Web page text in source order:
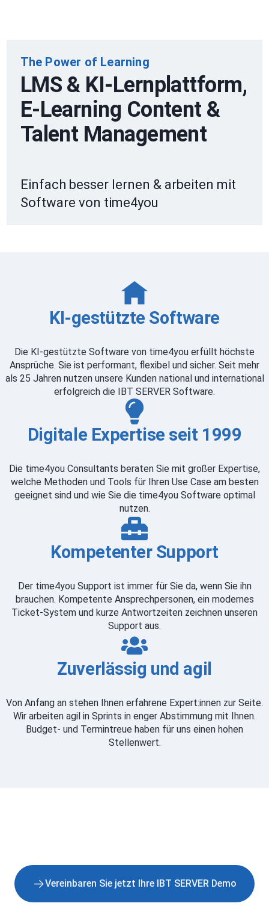
The Power of Learning
LMS & KI-Lernplattform,
E-Learning Content &
Talent Management
Einfach besser lernen & arbeiten mit
Software von time4you
KI-gestützte Software
Die KI-gestützte Software von time4you erfüllt höchste
Ansprüche. Sie ist performant, flexibel und sicher. Seit mehr
als 25 Jahren nutzen unsere Kunden national und international
erfolgreich die IBT SERVER Software.
Digitale Expertise seit 1999
Die time4you Consultants beraten Sie mit großer Expertise,
welche Methoden und Tools für Ihren Use Case am besten
geeignet sind und wie Sie die time4you Software optimal
nutzen.
Kompetenter Support
Der time4you Support ist immer für Sie da, wenn Sie ihn
brauchen. Kompetente Ansprechpersonen, ein modernes
Ticket-System und kurze Antwortzeiten zeichnen unseren
Support aus.
Zuverlässig und agil
Von Anfang an stehen Ihnen erfahrene Expert:innen zur Seite.
Wir arbeiten agil in Sprints in enger Abstimmung mit Ihnen.
Budget- und Termintreue haben für uns einen hohen
Stellenwert.
Vereinbaren Sie jetzt Ihre IBT SERVER Demo